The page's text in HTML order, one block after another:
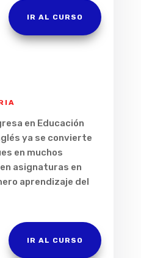
IR AL CURSO
en Educación
ya se convierte
en muchos
asignaturas en
aprendizaje del
IR AL CURSO